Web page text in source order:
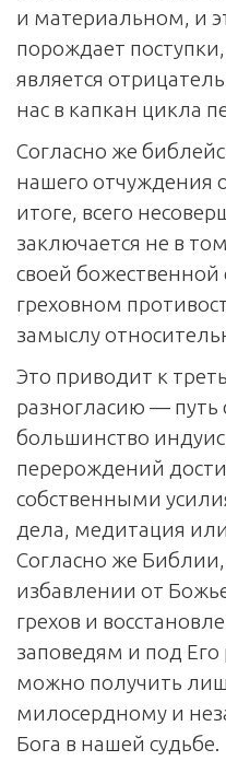
и материальном, и
порождает
является
нас в капкан цикла
Согласно же
нашего отчуждения
итоге, всего
заключается не в
своей божественной
греховном
замыслу
Это приводит к
разногласию — путь
большинство
перерождений
собственными
дела, медитация
Согласно же
избавлении от
грехов и
заповедям и под
можно получить
милосердному и
Бога в нашей судьбе.